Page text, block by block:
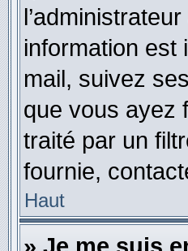
information est
mail, suivez
que vous ayez
traité par un
fournie,
Haut